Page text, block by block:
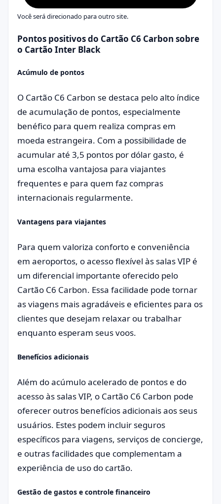
Você será direcionado para outro site.
Pontos positivos do Cartão C6 Carbon sobre
o Cartão Inter Black
Acúmulo de pontos
O Cartão C6 Carbon se destaca pelo alto índice
de acumulação de pontos, especialmente
benéfico para quem realiza compras em
moeda estrangeira. Com a possibilidade de
acumular até 3,5 pontos por dólar gasto, é
uma escolha vantajosa para viajantes
frequentes e para quem faz compras
internacionais regularmente.
Vantagens para viajantes
Para quem valoriza conforto e conveniência
em aeroportos, o acesso flexível às salas VIP é
um diferencial importante oferecido pelo
Cartão C6 Carbon. Essa facilidade pode tornar
as viagens mais agradáveis e eficientes para os
clientes que desejam relaxar ou trabalhar
enquanto esperam seus voos.
Benefícios adicionais
Além do acúmulo acelerado de pontos e do
acesso às salas VIP, o Cartão C6 Carbon pode
oferecer outros benefícios adicionais aos seus
usuários. Estes podem incluir seguros
específicos para viagens, serviços de concierge,
e outras facilidades que complementam a
experiência de uso do cartão.
Gestão de gastos e controle financeiro